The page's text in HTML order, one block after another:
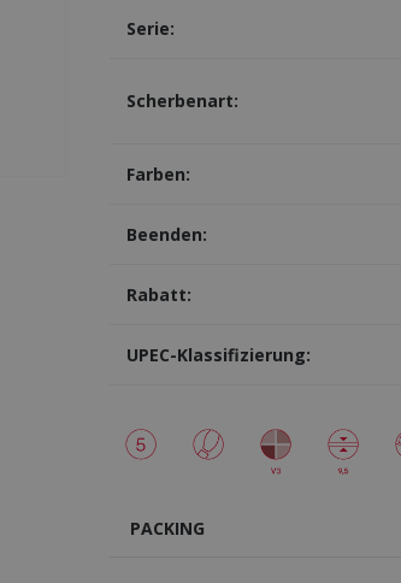
Serie:
Scherbenart:
Farben:
Beenden:
Rabatt:
UPEC-Klassifizierung:
PACKING